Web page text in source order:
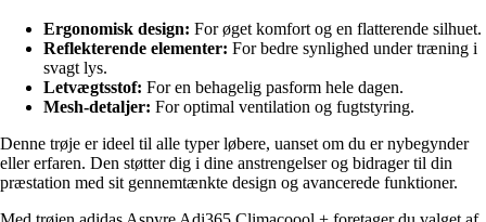
Ergonomisk design: For øget komfort og en flatterende silhuet.
Reflekterende elementer: For bedre synlighed under træning i
svagt lys.
Letvægtsstof: For en behagelig pasform hele dagen.
Mesh-detaljer: For optimal ventilation og fugtstyring.
Denne trøje er ideel til alle typer løbere, uanset om du er nybegynder
eller erfaren. Den støtter dig i dine anstrengelser og bidrager til din
præstation med sit gennemtænkte design og avancerede funktioner.